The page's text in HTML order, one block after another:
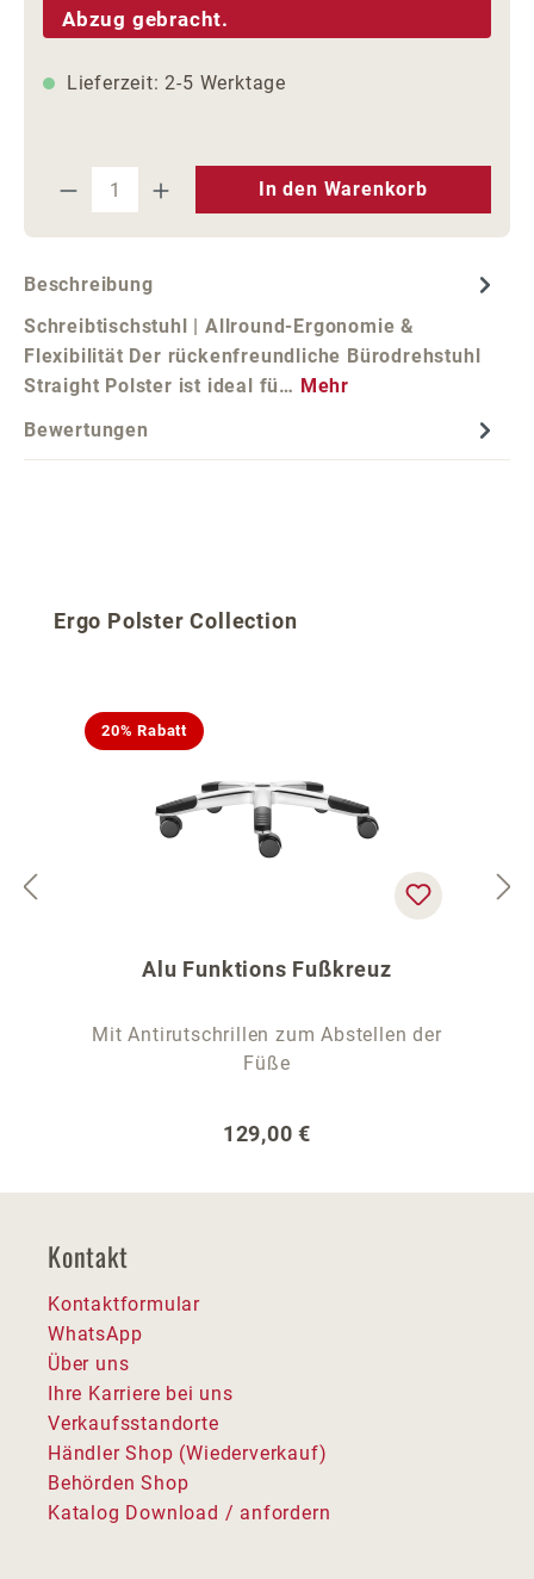
Abzug gebracht.
Lieferzeit: 2-5 Werktage
Produkt Anzahl: Gib den
In den Warenkorb
Beschreibung
Schreibtischstuhl | Allround-Ergonomie &
Flexibilität Der rückenfreundliche Bürodrehstuhl
Straight Polster ist ideal fü… Mehr
Bewertungen
Produktgalerie überspringen
Ergo Polster Collection
20% Rabatt
Alu Funktions Fußkreuz
Mit Antirutschrillen zum Abstellen der
Füße
Regulärer Preis:
129,00 €
Kontakt
Kontaktformular
WhatsApp
Über uns
Ihre Karriere bei uns
Verkaufsstandorte
Händler Shop (Wiederverkauf)
Behörden Shop
Katalog Download / anfordern